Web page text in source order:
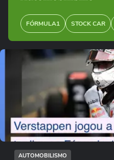
FÓRMULA1 STOCK CAR
Ops!
Não foi possível
Tentar
AUTOMOBILISMO